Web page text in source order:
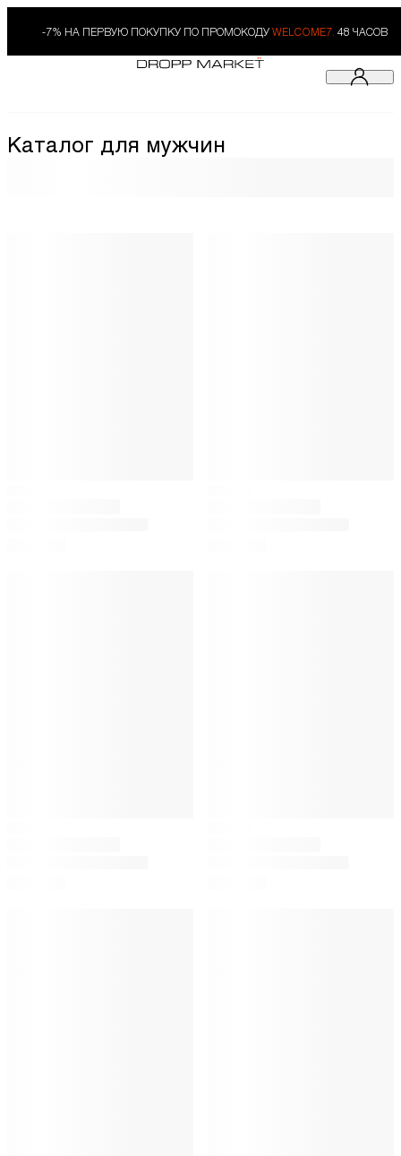
-7% НА ПЕРВУЮ ПОКУПКУ ПО ПРОМОКОДУ WELCOME7. 48 ЧАСОВ
Каталог для мужчин